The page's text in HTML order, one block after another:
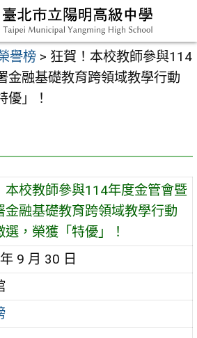
譽榜 > 狂賀！本校教師參與114
金融基礎教育跨領域教學行動
優」！
本校教師參與114年度金管會暨
金融基礎教育跨領域教學行動
選，榮獲「特優」！
9 月 30 日